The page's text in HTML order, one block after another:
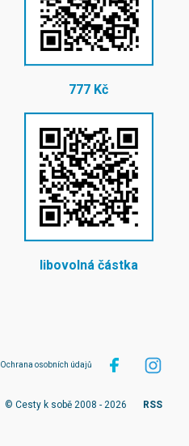
777 Kč
libovolná částka
Ochrana osobních údajů
© Cesty k sobě 2008 - 2026 RSS